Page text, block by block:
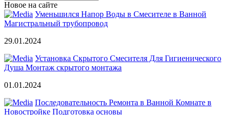
Новое на сайте
Уменьшился Напор Воды в Смесителе в Ванной
Магистральный трубопровод
29.01.2024
Установка Скрытого Смесителя Для Гигиенического
Душа Монтаж скрытого монтажа
01.01.2024
Последовательность Ремонта в Ванной Комнате в
Новостройке Подготовка основы